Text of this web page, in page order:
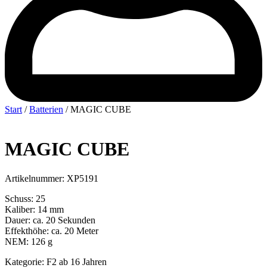
Start /Batterien / MAGIC CUBE
MAGIC CUBE
Artikelnummer: XP5191
Schuss: 25
Kaliber: 14 mm
Dauer: ca. 20 Sekunden
Effekthöhe: ca. 20 Meter
NEM: 126 g
Kategorie: F2 ab 16 Jahren